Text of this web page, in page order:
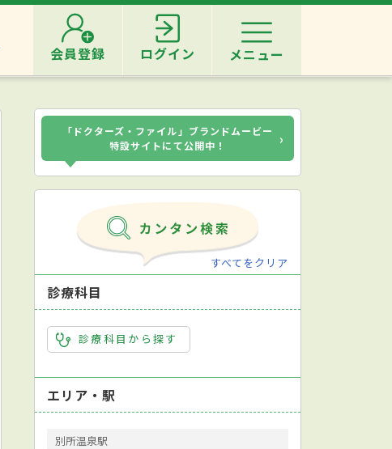
会員登録 ログイン メニュー
「ドクターズ・ファイル」ブランドムービー
特設サイトにて公開中！
›
すべてをクリア
診療科目
診療科目から探す
エリア・駅
別所温泉駅